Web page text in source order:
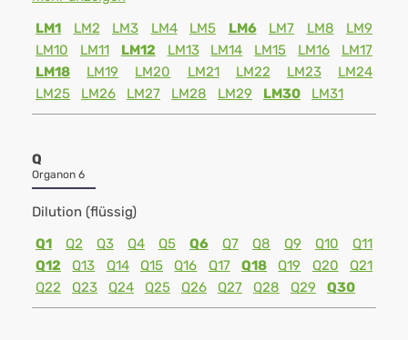
LM1
LM2 LM3 LM4 LM5 LM6 LM7 LM8
LM9
LM10
LM11 LM12 LM13 LM14 LM15 LM16
LM17
LM18
LM19 LM20 LM21 LM22 LM23
LM24
LM25
LM26 LM27 LM28 LM29 LM30 LM31
Q
Organon 6
Dilution (flüssig)
Q1
Q2 Q3 Q4 Q5 Q6 Q7 Q8 Q9 Q10
Q11
Q12
Q13 Q14 Q15 Q16 Q17 Q18 Q19 Q20
Q21
Q22
Q23 Q24 Q25 Q26 Q27 Q28 Q29 Q30